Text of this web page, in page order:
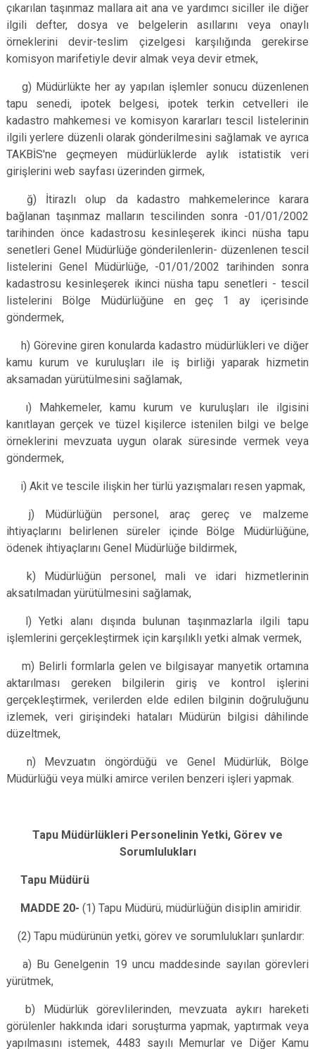
çıkarılan taşınmaz mallara ait ana ve yardımcı siciller ile diğer
ilgili defter, dosya ve belgelerin asıllarını veya onaylı
örneklerini devir-teslim çizelgesi karşılığında gerekirse
komisyon marifetiyle devir almak veya devir etmek,
g) Müdürlükte her ay yapılan işlemler sonucu düzenlenen
tapu senedi, ipotek belgesi, ipotek terkin cetvelleri ile
kadastro mahkemesi ve komisyon kararları tescil listelerinin
ilgili yerlere düzenli olarak gönderilmesini sağlamak ve ayrıca
TAKBİS'ne geçmeyen müdürlüklerde aylık istatistik veri
girişlerini web sayfası üzerinden girmek,
ğ) İtirazlı olup da kadastro mahkemelerince karara
bağlanan taşınmaz malların tescilinden sonra -01/01/2002
tarihinden önce kadastrosu kesinleşerek ikinci nüsha tapu
senetleri Genel Müdürlüğe gönderilenlerin- düzenlenen tescil
listelerini Genel Müdürlüğe, -01/01/2002 tarihinden sonra
kadastrosu kesinleşerek ikinci nüsha tapu senetleri - tescil
listelerini Bölge Müdürlüğüne en geç 1 ay içerisinde
göndermek,
h) Görevine giren konularda kadastro müdürlükleri ve diğer
kamu kurum ve kuruluşları ile iş birliği yaparak hizmetin
aksamadan yürütülmesini sağlamak,
ı) Mahkemeler, kamu kurum ve kuruluşları ile ilgisini
kanıtlayan gerçek ve tüzel kişilerce istenilen bilgi ve belge
örneklerini mevzuata uygun olarak süresinde vermek veya
göndermek,
i) Akit ve tescile ilişkin her türlü yazışmaları resen yapmak,
j) Müdürlüğün personel, araç gereç ve malzeme
ihtiyaçlarını belirlenen süreler içinde Bölge Müdürlüğüne,
ödenek ihtiyaçlarını Genel Müdürlüğe bildirmek,
k) Müdürlüğün personel, mali ve idari hizmetlerinin
aksatılmadan yürütülmesini sağlamak,
l) Yetki alanı dışında bulunan taşınmazlarla ilgili tapu
işlemlerini gerçekleştirmek için karşılıklı yetki almak vermek,
m) Belirli formlarla gelen ve bilgisayar manyetik ortamına
aktarılması gereken bilgilerin giriş ve kontrol işlerini
gerçekleştirmek, verilerden elde edilen bilginin doğruluğunu
izlemek, veri girişindeki hataları Müdürün bilgisi dâhilinde
düzeltmek,
n) Mevzuatın öngördüğü ve Genel Müdürlük, Bölge
Müdürlüğü veya mülki amirce verilen benzeri işleri yapmak.
Tapu Müdürlükleri Personelinin Yetki, Görev ve
Sorumlulukları
Tapu Müdürü
MADDE 20- (1) Tapu Müdürü, müdürlüğün disiplin amiridir.
(2) Tapu müdürünün yetki, görev ve sorumlulukları şunlardır:
a) Bu Genelgenin 19 uncu maddesinde sayılan görevleri
yürütmek,
b) Müdürlük görevlilerinden, mevzuata aykırı hareketi
görülenler hakkında idari soruşturma yapmak, yaptırmak veya
yapılmasını istemek, 4483 sayılı Memurlar ve Diğer Kamu